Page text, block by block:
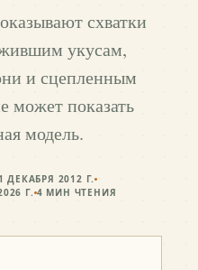
схватки
укусам,
и сцепленным
может показать
модель.
ДЕКАБРЯ 2012 Г.
Г. 4 МИН ЧТЕНИЯ